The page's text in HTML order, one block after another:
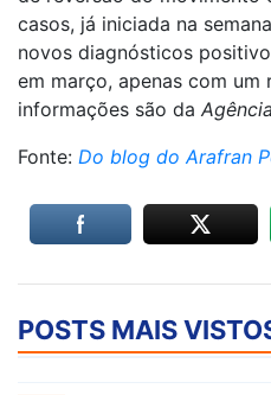
casos, já iniciada na
novos diagnósticos
em março, apenas com um
informações são da
Fonte: Do blog do Arafran
POSTS MAIS